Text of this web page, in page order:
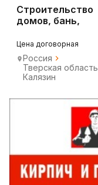
Строительство
домов, бань,
Цена договорная
Россия
Тверская область
Калязин